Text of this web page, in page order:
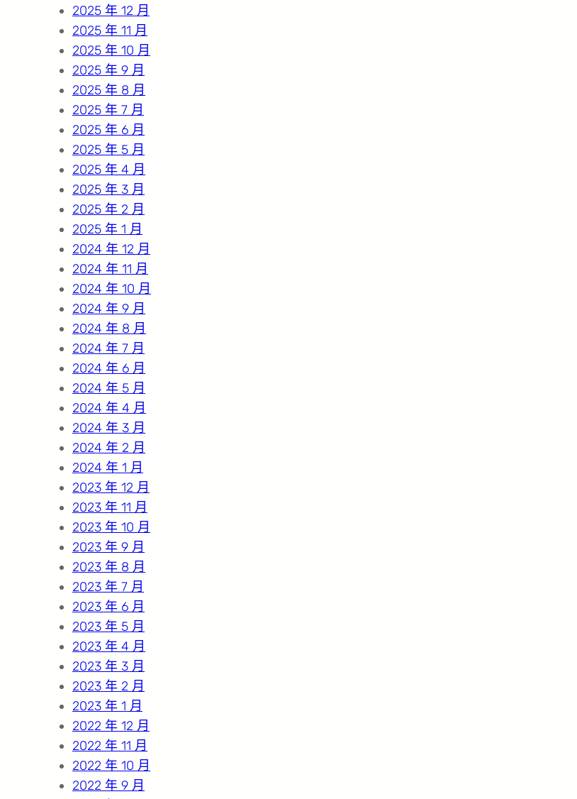
2025 年 12 月
2025 年 11 月
2025 年 10 月
2025 年 9 月
2025 年 8 月
2025 年 7 月
2025 年 6 月
2025 年 5 月
2025 年 4 月
2025 年 3 月
2025 年 2 月
2025 年 1 月
2024 年 12 月
2024 年 11 月
2024 年 10 月
2024 年 9 月
2024 年 8 月
2024 年 7 月
2024 年 6 月
2024 年 5 月
2024 年 4 月
2024 年 3 月
2024 年 2 月
2024 年 1 月
2023 年 12 月
2023 年 11 月
2023 年 10 月
2023 年 9 月
2023 年 8 月
2023 年 7 月
2023 年 6 月
2023 年 5 月
2023 年 4 月
2023 年 3 月
2023 年 2 月
2023 年 1 月
2022 年 12 月
2022 年 11 月
2022 年 10 月
2022 年 9 月